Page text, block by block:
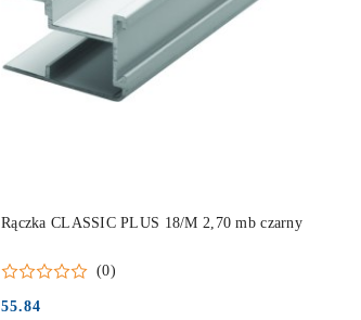
Rączka CLASSIC PLUS 18/M 2,70 mb czarny
(0)
55.84
DO KOSZYKA